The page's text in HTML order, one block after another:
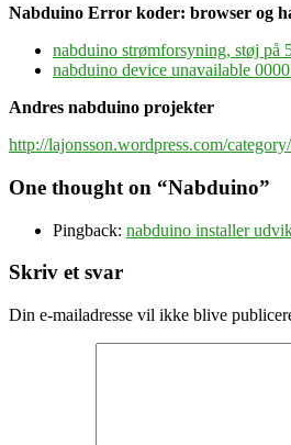
Nabduino Error koder: browser og
nabduino strømforsyning, støj på
nabduino device unavailable
Andres nabduino projekter
http://lajonsson.wordpress.com/
One thought on “Nabduino”
Pingback: nabduino installer
Skriv et svar
Din e-mailadresse vil ikke blive